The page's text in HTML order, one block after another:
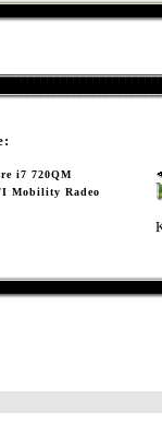
i7 720QM
Mobility Radeo